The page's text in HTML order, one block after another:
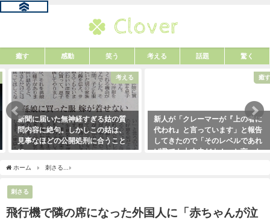
癒す 感動 笑う 考える 話題 驚く
考える
新聞に届いた無神経すぎる姑の質
問内容に絶句。しかしこの姑は、
見事なほどの公開処刑に合うこと
に・・・
2021年3月13日
癒す
新人が「クレーマーが『上の者に
代われ』と言っています」と報告
してきたので「そのレベルであれ
ば君でも大丈夫だよ！」と言った
ホーム 刺さる
刺さる
飛行機で隣の席になった外国人に「赤ちゃんが泣